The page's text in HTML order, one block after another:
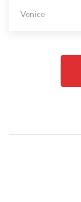
Venice